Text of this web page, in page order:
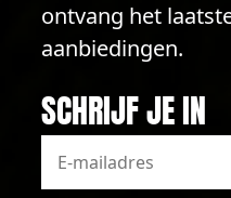
ontvang het
aanbiedingen.
SCHRIJF JE IN